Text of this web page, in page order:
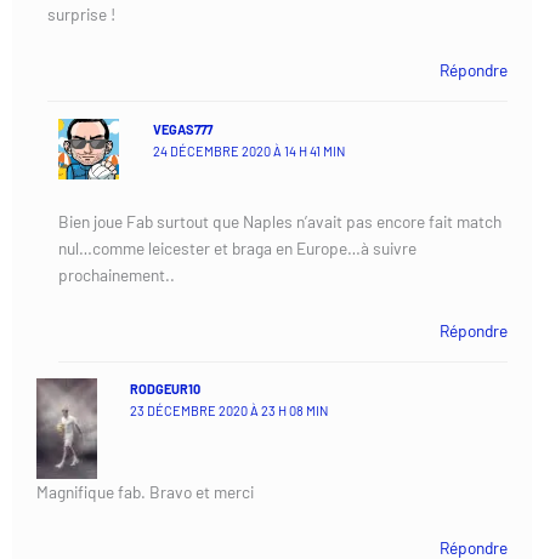
surprise !
Répondre
VEGAS777
24 DÉCEMBRE 2020 À 14 H 41 MIN
Bien joue Fab surtout que Naples n’avait pas encore fait match
nul…comme leicester et braga en Europe…à suivre
prochainement..
Répondre
RODGEUR10
23 DÉCEMBRE 2020 À 23 H 08 MIN
Magnifique fab. Bravo et merci
Répondre